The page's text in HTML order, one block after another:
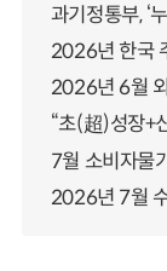
과기정통부, ‘
2026년 한국
2026년 6월
“초(超)성장+
7월 소비자물
2026년 7월